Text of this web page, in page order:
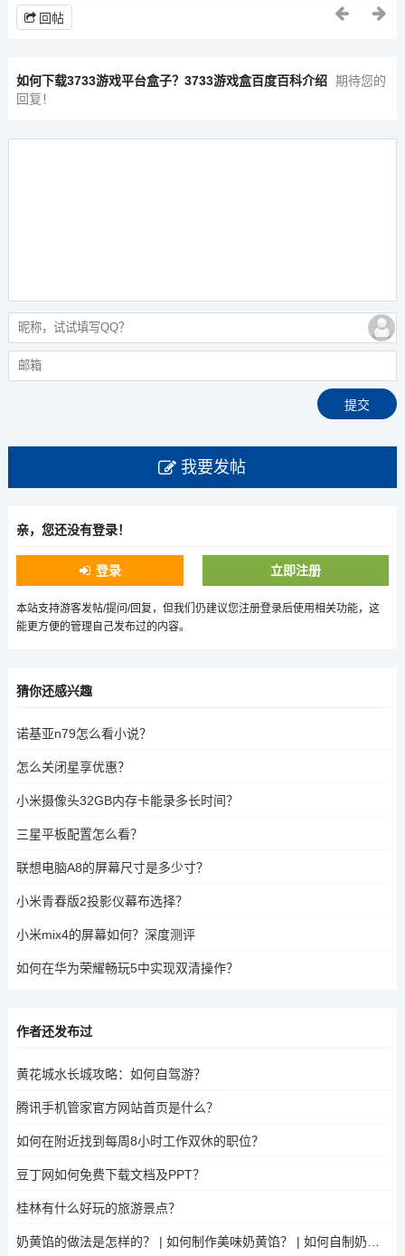
回帖
如何下载3733游戏平台盒子？3733游戏盒百度百科介绍 期待您的
回复！
我要发帖
亲，您还没有登录！
登录 立即注册
本站支持游客发帖/提问/回复，但我们仍建议您注册登录后使用相关功能，这
能更方便的管理自己发布过的内容。
猜你还感兴趣
诺基亚n79怎么看小说？
怎么关闭星享优惠？
小米摄像头32GB内存卡能录多长时间？
三星平板配置怎么看？
联想电脑A8的屏幕尺寸是多少寸？
小米青春版2投影仪幕布选择？
小米mix4的屏幕如何？深度测评
如何在华为荣耀畅玩5中实现双清操作？
作者还发布过
黄花城水长城攻略：如何自驾游？
腾讯手机管家官方网站首页是什么？
如何在附近找到每周8小时工作双休的职位？
豆丁网如何免费下载文档及PPT？
桂林有什么好玩的旅游景点？